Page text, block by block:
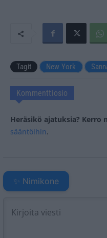
Tagit New York
Kommenttiosio
Heräsikö ajatuksia? Kerro
sääntöihin.
✨ Nimikone